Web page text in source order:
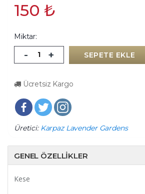
150 ₺
Miktar:
- + SEPETE EKLE
Ücretsiz Kargo
Üretici: Karpaz Lavender Gardens
GENEL ÖZELLIKLER
Kese